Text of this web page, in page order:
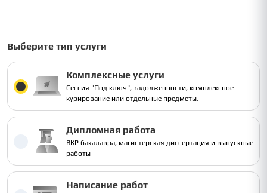
Выберите тип услуги
Комплексные услуги
Сессия "Под ключ", задолженности, комплексное
курирование или отдельные предметы.
Дипломная работа
ВКР бакалавра, магистерская диссертация и выпускные
работы
Написание работ